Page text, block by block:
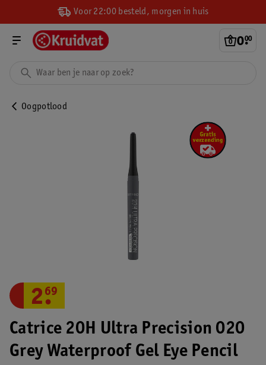
Voor 22:00 besteld, morgen in huis
0.
00
Oogpotlood
Catrice 20H Ultra Precision 020
Grey Waterproof Gel Eye Pencil
2.
69